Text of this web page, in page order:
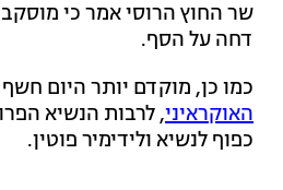
שר החוץ הרוסי אמר כי
דחה על הסף.
כמו כן, מוקדם יותר היום
האוקראיני, לרבות הנשיא
כפוף לנשיא ולידימיר פוטין.